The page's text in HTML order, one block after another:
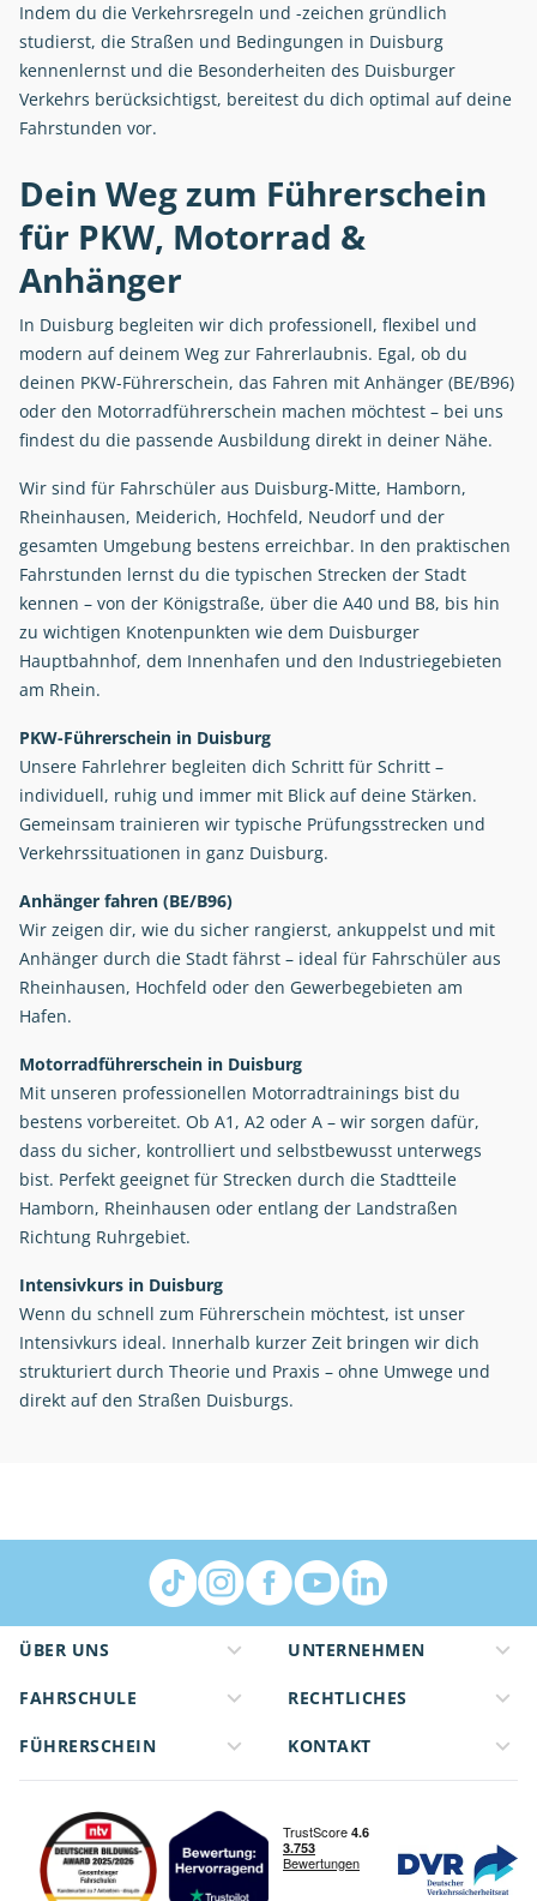
Indem du die Verkehrsregeln und -zeichen gründlich
studierst, die Straßen und Bedingungen in Duisburg
kennenlernst und die Besonderheiten des Duisburger
Verkehrs berücksichtigst, bereitest du dich optimal auf deine
Fahrstunden vor.
Dein Weg zum Führerschein
für PKW, Motorrad &
Anhänger
In Duisburg begleiten wir dich professionell, flexibel und
modern auf deinem Weg zur Fahrerlaubnis. Egal, ob du
deinen PKW-Führerschein, das Fahren mit Anhänger (BE/B96)
oder den Motorradführerschein machen möchtest – bei uns
findest du die passende Ausbildung direkt in deiner Nähe.
Wir sind für Fahrschüler aus Duisburg-Mitte, Hamborn,
Rheinhausen, Meiderich, Hochfeld, Neudorf und der
gesamten Umgebung bestens erreichbar. In den praktischen
Fahrstunden lernst du die typischen Strecken der Stadt
kennen – von der Königstraße, über die A40 und B8, bis hin
zu wichtigen Knotenpunkten wie dem Duisburger
Hauptbahnhof, dem Innenhafen und den Industriegebieten
am Rhein.
PKW-Führerschein in Duisburg
Unsere Fahrlehrer begleiten dich Schritt für Schritt –
individuell, ruhig und immer mit Blick auf deine Stärken.
Gemeinsam trainieren wir typische Prüfungsstrecken und
Verkehrssituationen in ganz Duisburg.
Anhänger fahren (BE/B96)
Wir zeigen dir, wie du sicher rangierst, ankuppelst und mit
Anhänger durch die Stadt fährst – ideal für Fahrschüler aus
Rheinhausen, Hochfeld oder den Gewerbegebieten am
Hafen.
Motorradführerschein in Duisburg
Mit unseren professionellen Motorradtrainings bist du
bestens vorbereitet. Ob A1, A2 oder A – wir sorgen dafür,
dass du sicher, kontrolliert und selbstbewusst unterwegs
bist. Perfekt geeignet für Strecken durch die Stadtteile
Hamborn, Rheinhausen oder entlang der Landstraßen
Richtung Ruhrgebiet.
Intensivkurs in Duisburg
Wenn du schnell zum Führerschein möchtest, ist unser
Intensivkurs ideal. Innerhalb kurzer Zeit bringen wir dich
strukturiert durch Theorie und Praxis – ohne Umwege und
direkt auf den Straßen Duisburgs.
ÜBER UNS
FAHRSCHULE
FÜHRERSCHEIN
UNTERNEHMEN
RECHTLICHES
KONTAKT